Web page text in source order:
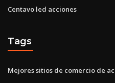
Centavo led acciones
Tags
Mejores sitios de comercio de